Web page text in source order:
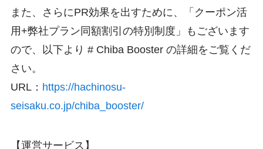
また、さらにPR効果を出すために、「クーポン活
用+弊社プラン同額割引の特別制度」もございます
ので、以下より # Chiba Booster の詳細をご覧くだ
さい。
URL： https://hachinosu-
seisaku.co.jp/chiba_booster/
【運営サービス】